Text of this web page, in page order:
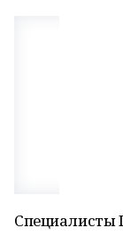
Специалисты